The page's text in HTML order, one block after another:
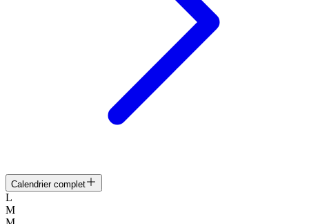
Calendrier complet
L
M